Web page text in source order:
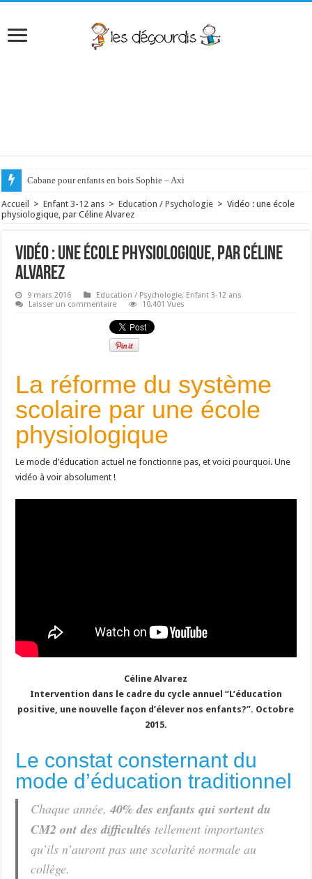
Cabane pour enfants en bois Sophie – Axi
Accueil > Enfant 3-12 ans > Education / Psychologie > Vidéo : une école
physiologique, par Céline Alvarez
Vidéo : une école physiologique, par Céline
Alvarez
9 mars 2016 Education / Psychologie, Enfant 3-12 ans
Laisser un commentaire
10,401 Vues
La réforme du système
scolaire par une école
physiologique
Le mode d’éducation actuel ne fonctionne pas, et voici pourquoi. Une
vidéo à voir absolument !
Céline Alvarez
Intervention dans le cadre du cycle annuel “L’éducation
positive, une nouvelle façon d’élever nos enfants?”. Octobre
2015.
Le constat consternant du
mode d’éducation traditionnel
Chaque année,40% des enfants qui sortent du
CM2 ont des difficultés tellement importantes
qu’ils n’auront pas une scolarité normale au
collège.